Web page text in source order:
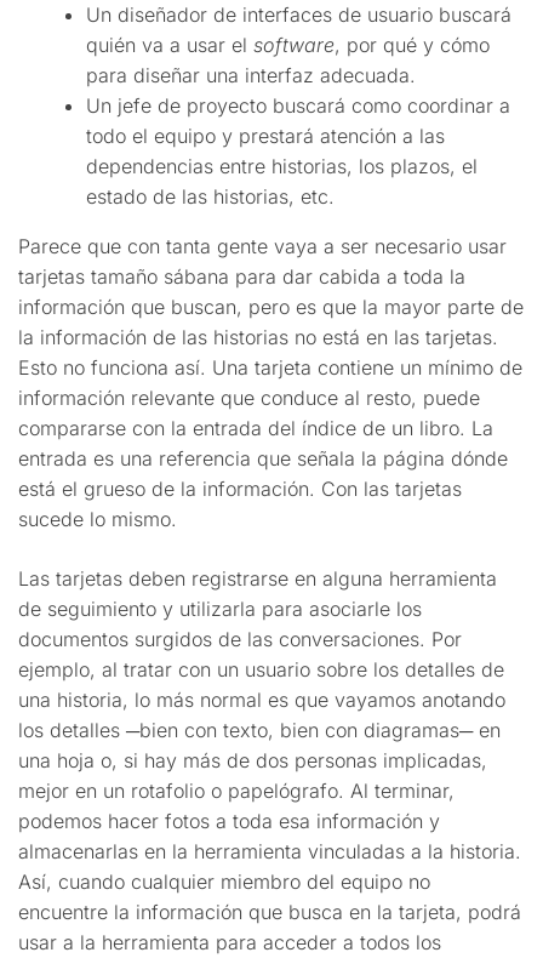
Un diseñador de interfaces de usuario buscará
quién va a usar el software, por qué y cómo
para diseñar una interfaz adecuada.
Un jefe de proyecto buscará como coordinar a
todo el equipo y prestará atención a las
dependencias entre historias, los plazos, el
estado de las historias, etc.
Parece que con tanta gente vaya a ser necesario usar
tarjetas tamaño sábana para dar cabida a toda la
información que buscan, pero es que la mayor parte de
la información de las historias no está en las tarjetas.
Esto no funciona así. Una tarjeta contiene un mínimo de
información relevante que conduce al resto, puede
compararse con la entrada del índice de un libro. La
entrada es una referencia que señala la página dónde
está el grueso de la información. Con las tarjetas
sucede lo mismo.
Las tarjetas deben registrarse en alguna herramienta
de seguimiento y utilizarla para asociarle los
documentos surgidos de las conversaciones. Por
ejemplo, al tratar con un usuario sobre los detalles de
una historia, lo más normal es que vayamos anotando
los detalles ─bien con texto, bien con diagramas─ en
una hoja o, si hay más de dos personas implicadas,
mejor en un rotafolio o papelógrafo. Al terminar,
podemos hacer fotos a toda esa información y
almacenarlas en la herramienta vinculadas a la historia.
Así, cuando cualquier miembro del equipo no
encuentre la información que busca en la tarjeta, podrá
usar a la herramienta para acceder a todos los